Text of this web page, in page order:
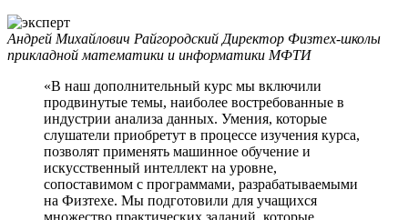
Андрей Михайлович Райгородский Директор Физтех-школы
прикладной математики и информатики МФТИ
«В наш дополнительный курс мы включили
продвинутые темы, наиболее востребованные в
индустрии анализа данных. Умения, которые
слушатели приобретут в процессе изучения курса,
позволят применять машинное обучение и
искусственный интеллект на уровне,
сопоставимом с программами, разрабатываемыми
на Физтехе. Мы подготовили для учащихся
множество практических заданий, которые